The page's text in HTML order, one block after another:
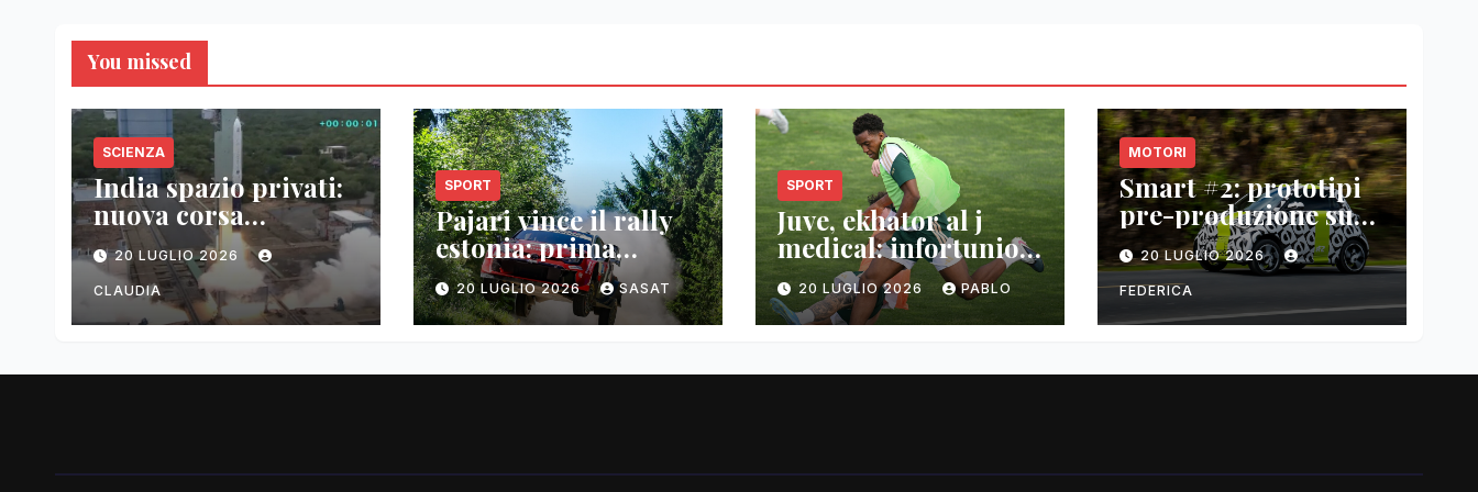
You missed
SCIENZA
India spazio privati:
nuova corsa
tecnologica
20 LUGLIO 2026
CLAUDIA
SPORT
Pajari vince il rally
estonia: prima
vittoria wrc
20 LUGLIO 2026 SASAT
SPORT
Juve, ekhator al j
medical: infortunio
muscolare
20 LUGLIO 2026 PABLO
MOTORI
Smart #2: prototipi
pre-produzione su
strada prima del
paris motor show
2026
20 LUGLIO 2026
FEDERICA